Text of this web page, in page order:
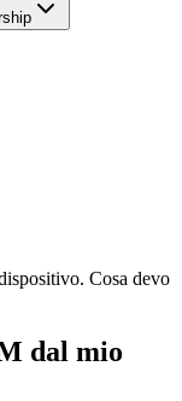
Cosa devo
dal mio